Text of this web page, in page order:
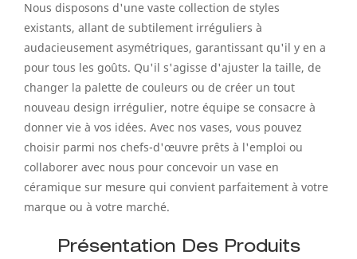
Nous disposons d'une vaste collection de styles
existants, allant de subtilement irréguliers à
audacieusement asymétriques, garantissant qu'il y en a
pour tous les goûts. Qu'il s'agisse d'ajuster la taille, de
changer la palette de couleurs ou de créer un tout
nouveau design irrégulier, notre équipe se consacre à
donner vie à vos idées. Avec nos vases, vous pouvez
choisir parmi nos chefs-d'œuvre prêts à l'emploi ou
collaborer avec nous pour concevoir un vase en
céramique sur mesure qui convient parfaitement à votre
marque ou à votre marché.
Présentation Des Produits